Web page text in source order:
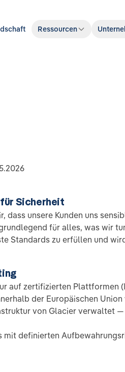
Ressourcen
Sicherheit
dass unsere Kunden uns
für alles, was wir
Standards zu erfüllen und
auf zertifizierten Plattformen
der Europäischen
von Glacier verwaltet
mit definierten